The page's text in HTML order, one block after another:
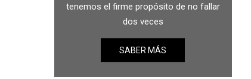
tenemos el firme propósito de no fallar
dos veces
SABER MÁS